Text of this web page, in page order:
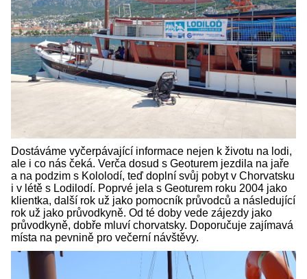
Dostáváme vyčerpávající informace nejen k životu na lodi,
ale i co nás čeká. Verča dosud s Geoturem jezdila na jaře
a na podzim s Kololodí, teď doplní svůj pobyt v Chorvatsku
i v létě s Lodilodí. Poprvé jela s Geoturem roku 2004 jako
klientka, další rok už jako pomocník průvodců a následující
rok už jako průvodkyně. Od té doby vede zájezdy jako
průvodkyně, dobře mluví chorvatsky. Doporučuje zajímavá
místa na pevnině pro večerní návštěvy.